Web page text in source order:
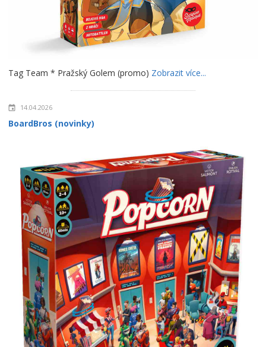
Tag Team * Pražský Golem (promo) Zobrazit více...
14.04.2026
BoardBros (novinky)